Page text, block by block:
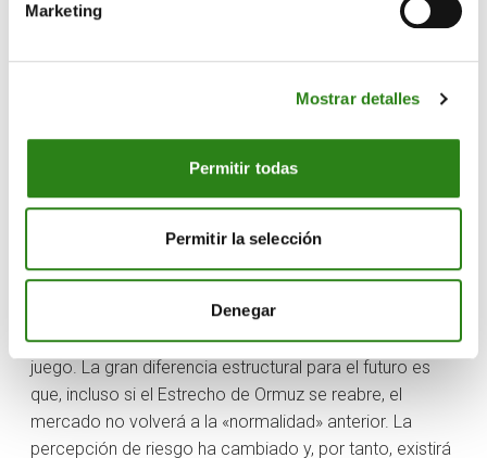
Marketing
Mostrar detalles
Permitir todas
Permitir la selección
Denegar
petróleo para Asia, pero ahora se ha desplazado al
cuenca atlántica (como el WTI Midland de Estados
Unidos), lo que encarece el Brent físico en Europa de
Además, hay que tener en cuenta la logística y los
de las cadenas de suministro han fragmentado el
mercado. Reiniciar estas rutas tras un bloqueo no es
instantáneo. Llevará meses (se estima que hasta
Todo esto hace que existan unas nuevas reglas del
juego. La gran diferencia estructural para el futuro es
que, incluso si el Estrecho de Ormuz se reabre, el
mercado no volverá a la «normalidad» anterior. La
percepción de riesgo ha cambiado y, por tanto, existirá